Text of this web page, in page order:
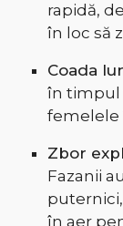
rapidă,
în loc să
Coada
în timpul
femelele
Zbor
Fazanii
în aer